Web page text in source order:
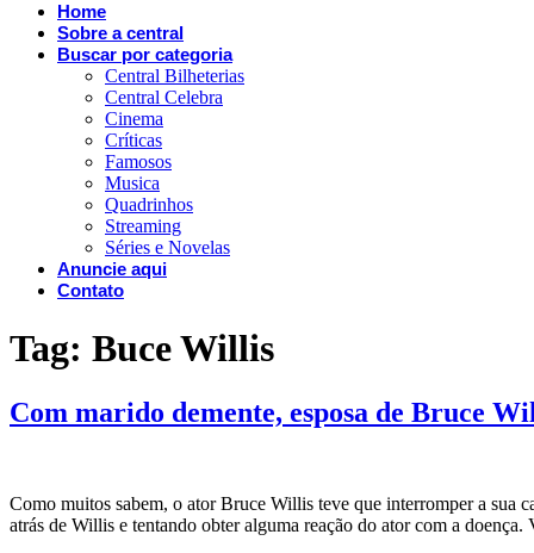
Home
Sobre a central
Buscar por categoria
Central Bilheterias
Central Celebra
Cinema
Críticas
Famosos
Musica
Quadrinhos
Streaming
Séries e Novelas
Anuncie aqui
Contato
Tag: Buce Willis
Com marido demente, esposa de Bruce
Como muitos sabem, o ator Bruce Willis teve que interromper a sua
atrás de Willis e tentando obter alguma reação do ator com a